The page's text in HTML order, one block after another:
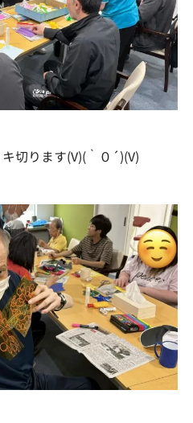
切ります(V)(｀０´)(V)